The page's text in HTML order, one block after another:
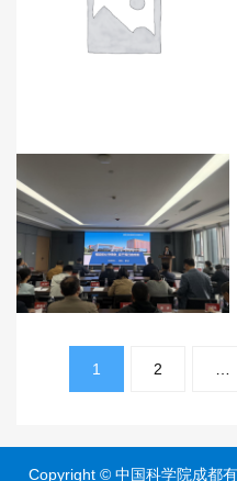
1 2 …
Copyright © 中国科学院成都